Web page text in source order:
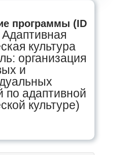
программы (ID
Адаптивная
культура
организация
и
по адаптивной
культуре)